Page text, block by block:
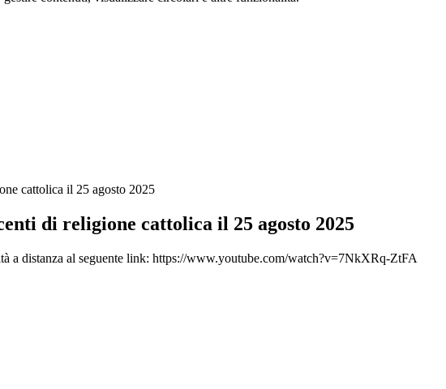
cattolica il 25 agosto 2025
di religione cattolica il 25 agosto 2025
a distanza al seguente link: https://www.youtube.com/watch?v=7NkXRq-ZtFA